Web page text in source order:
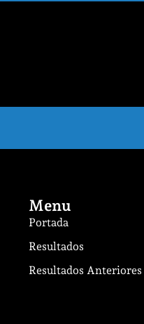
Menu
Portada
Resultados
Resultados Anteriores